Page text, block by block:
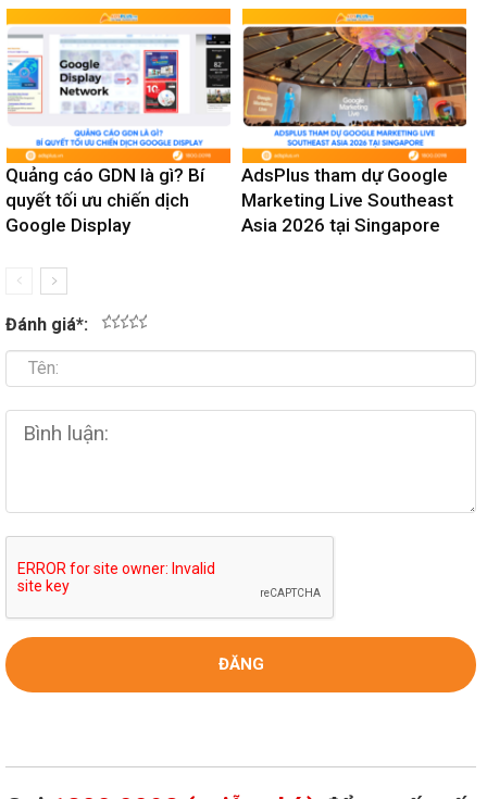
Quảng cáo GDN là gì? Bí
quyết tối ưu chiến dịch
Google Display
AdsPlus tham dự Google
Marketing Live Southeast
Asia 2026 tại Singapore
Đánh giá*: